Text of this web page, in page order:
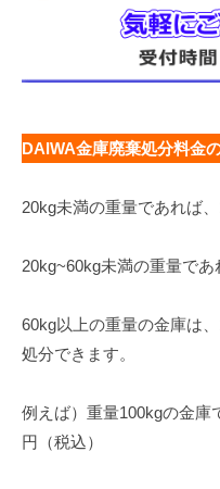
DAIWA金庫廃棄処分料金
20kg未満の重量であれば、
20kg~60kg未満の重量であ
60kg以上の重量の金庫は
処分できます。
例えば）重量100kgの金庫
円（税込）